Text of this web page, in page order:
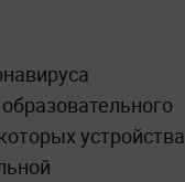
устройства